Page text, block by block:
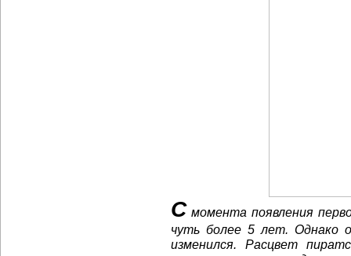
С момента появления
чуть более 5 лет. Однако
изменился. Расцвет